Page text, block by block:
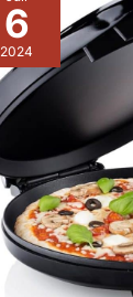
6
2024